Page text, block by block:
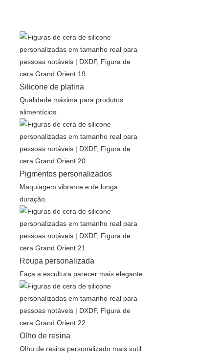
Silicone de platina
Qualidade máxima para produtos
alimentícios.
Pigmentos personalizados
Maquiagem vibrante e de longa
duração.
Roupa personalizada
Faça a escultura parecer mais elegante.
Olho de resina
Olho de resina personalizado mais sutil